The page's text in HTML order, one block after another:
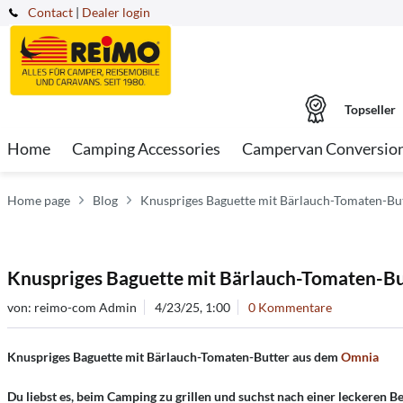
Contact | Dealer login
Topseller
Home Camping Accessories Campervan
Home page Blog Knuspriges Baguette mit Bärlauch-Tomaten-
Knuspriges Baguette mit Bärlauch-Tomaten-
von: reimo-com Admin 4/23/25, 1:00 0 Kommentare
Knuspriges Baguette mit Bärlauch-Tomaten-Butter aus dem Omnia
Du liebst es, beim Camping zu grillen und suchst nach einer leckeren